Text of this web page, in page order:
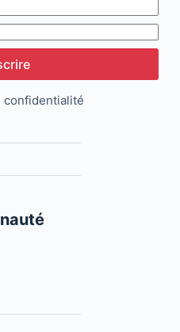
confidentialité